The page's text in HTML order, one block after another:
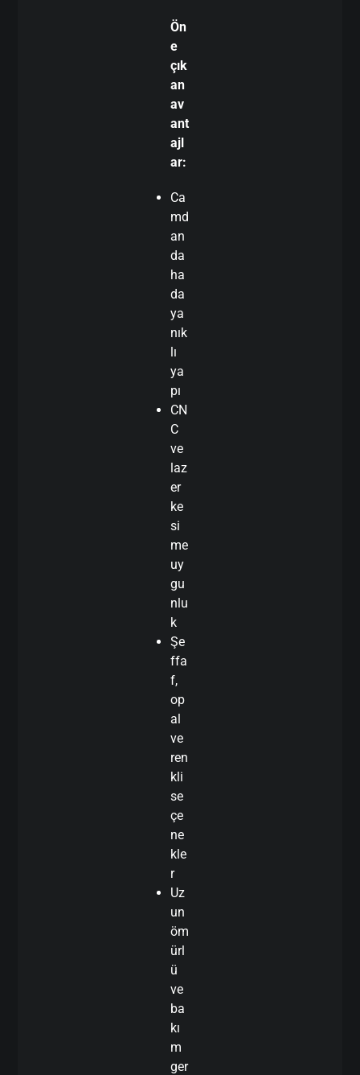
Ön
e
çık
an
av
ant
ajl
ar:
Ca
md
an
da
ha
da
ya
nık
lı
ya
pı
CN
C
ve
laz
er
ke
si
me
uy
gu
nlu
k
Şe
ffa
f,
op
al
ve
ren
kli
se
çe
ne
kle
r
Uz
un
öm
ürl
ü
ve
ba
kı
m
ger